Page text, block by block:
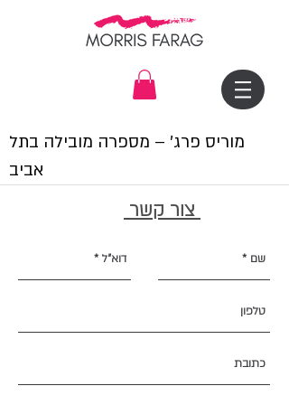
מוריס פרג׳ – מספרה מובילה בתל
אביב
צור קשר